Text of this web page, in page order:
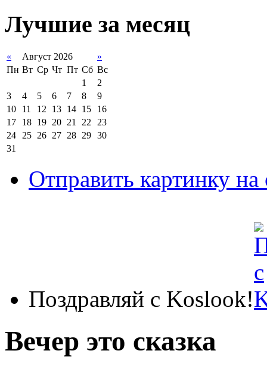
Лучшие за месяц
« Август 2026
»
Пн Вт Ср Чт Пт Сб Вс
1
2
3
4 5 6 7 8
9
10
11 12 13 14 15
16
17
18 19 20 21 22
23
24
25 26 27 28 29 30
31
Отправить картинку на
Поздравляй с Koslook!
Вечер это сказка